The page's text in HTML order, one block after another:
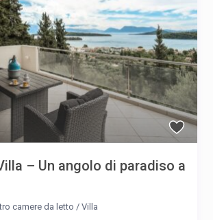
– Un angolo di paradiso a
camere da letto /Villa